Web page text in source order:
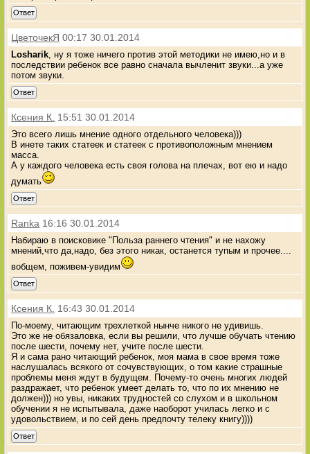
Ответ
ЦветочекЯ 00:17 30.01.2014
Losharik , ну я тоже ничего против этой методики не имею,но и в
последствии ребенок все равно сначала вычленит звуки...а уже
потом звуки.
Ответ
Ксения К. 15:51 30.01.2014
Это всего лишь мнение одного отдельного человека)))
В инете таких статеек и статеек с противоположным мнением
масса.
А у каждого человека есть своя голова на плечах, вот ею и надо
думать
Ответ
Ranka 16:16 30.01.2014
Набираю в поисковике "Польза раннего чтения" и не нахожу
мнений,что да,надо, без этого никак, останется тупым и прочее....
вобщем, поживем-увидим
Ответ
Ксения К. 16:43 30.01.2014
По-моему, читающим трехлеткой нынче никого не удивишь.
Это же не обязаловка, если вы решили, что лучше обучать чтению
после шести, почему нет, учите после шести.
Я и сама рано читающий ребенок, моя мама в свое время тоже
наслушалась всякого от сочувствующих, о том какие страшные
проблемы меня ждут в будущем. Почему-то очень многих людей
раздражает, что ребенок умеет делать то, что по их мнению не
должен))) но увы, никаких трудностей со слухом и в школьном
обучении я не испытывала, даже наоборот училась легко и с
удовольствием, и по сей день предпочту телеку книгу))))
Ответ